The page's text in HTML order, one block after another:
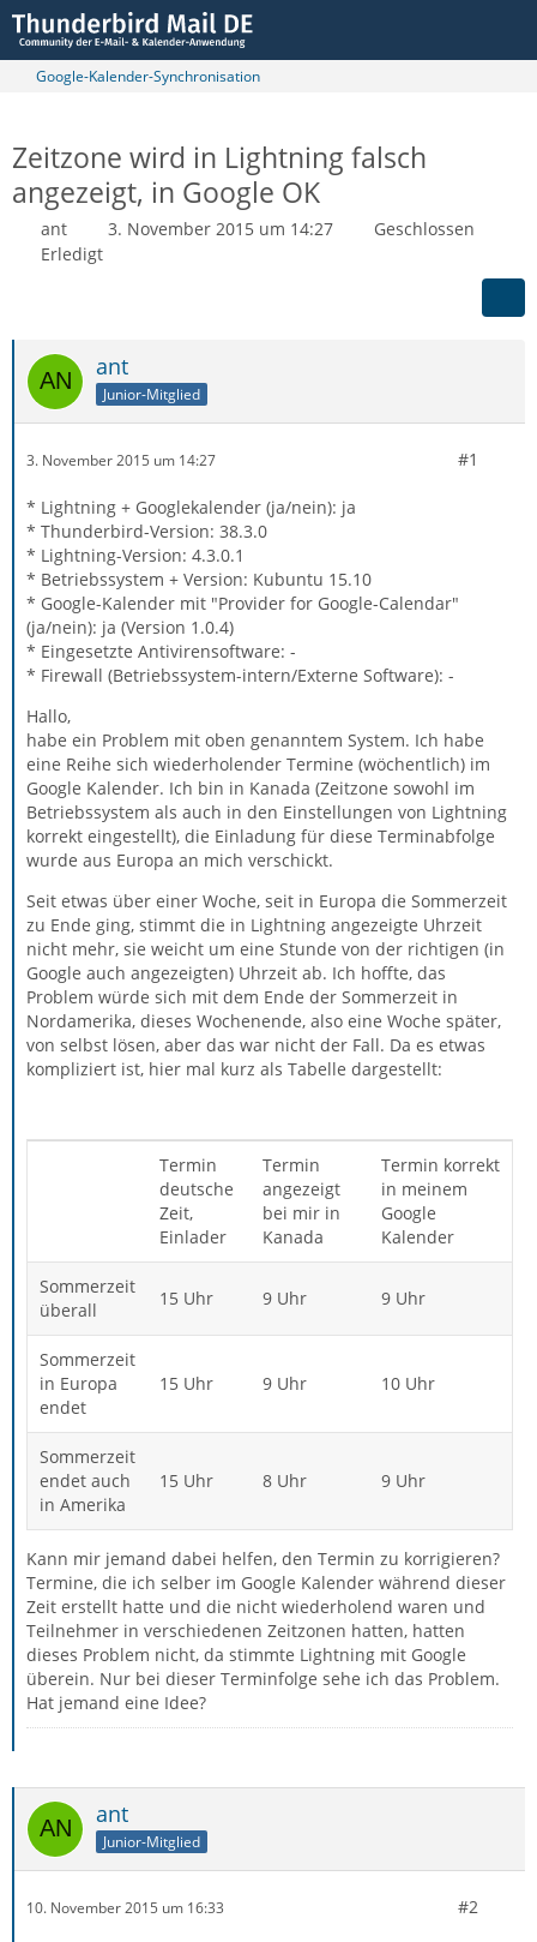
Google-Kalender-Synchronisation
Zeitzone wird in Lightning falsch
angezeigt, in Google OK
ant 3. November 2015 um 14:27
Geschlossen
Erledigt
ant
Junior-Mitglied
3. November 2015 um 14:27 #1
* Lightning + Googlekalender (ja/nein): ja
* Thunderbird-Version: 38.3.0
* Lightning-Version: 4.3.0.1
* Betriebssystem + Version: Kubuntu 15.10
* Google-Kalender mit "Provider for Google-Calendar"
(ja/nein): ja (Version 1.0.4)
* Eingesetzte Antivirensoftware: -
* Firewall (Betriebssystem-intern/Externe Software): -
Hallo,
habe ein Problem mit oben genanntem System. Ich habe
eine Reihe sich wiederholender Termine (wöchentlich) im
Google Kalender. Ich bin in Kanada (Zeitzone sowohl im
Betriebssystem als auch in den Einstellungen von Lightning
korrekt eingestellt), die Einladung für diese Terminabfolge
wurde aus Europa an mich verschickt.
Seit etwas über einer Woche, seit in Europa die Sommerzeit
zu Ende ging, stimmt die in Lightning angezeigte Uhrzeit
nicht mehr, sie weicht um eine Stunde von der richtigen (in
Google auch angezeigten) Uhrzeit ab. Ich hoffte, das
Problem würde sich mit dem Ende der Sommerzeit in
Nordamerika, dieses Wochenende, also eine Woche später,
von selbst lösen, aber das war nicht der Fall. Da es etwas
kompliziert ist, hier mal kurz als Tabelle dargestellt:
Termin
deutsche
Zeit,
Einlader
Termin
angezeigt
bei mir in
Kanada
Termin korrekt
in meinem
Google
Kalender
Sommerzeit
überall
15 Uhr 9 Uhr 9 Uhr
Sommerzeit
in Europa
endet
15 Uhr 9 Uhr 10 Uhr
Sommerzeit
endet auch
in Amerika
15 Uhr 8 Uhr 9 Uhr
Kann mir jemand dabei helfen, den Termin zu korrigieren?
Termine, die ich selber im Google Kalender während dieser
Zeit erstellt hatte und die nicht wiederholend waren und
Teilnehmer in verschiedenen Zeitzonen hatten, hatten
dieses Problem nicht, da stimmte Lightning mit Google
überein. Nur bei dieser Terminfolge sehe ich das Problem.
Hat jemand eine Idee?
ant
Junior-Mitglied
10. November 2015 um 16:33 #2